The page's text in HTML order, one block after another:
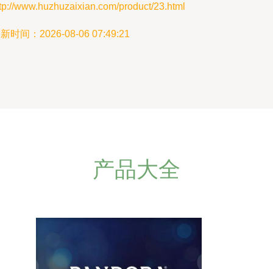
www.huzhuzaixian.com/product/23.html
时间：2026-08-06 07:49:21
产品大全